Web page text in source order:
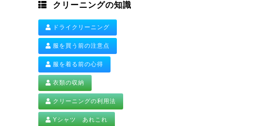
クリーニングの知識
ドライクリーニング
服を買う前の注意点
服を着る前の心得
衣類の収納
クリーニングの利用法
Yシャツ あれこれ